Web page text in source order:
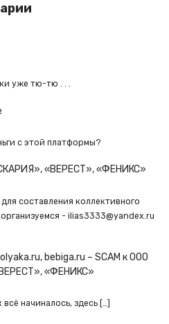
уже тю-тю . . .
с этой платформы?
«ВЕРЕСТ», «ФЕНИКС»
составления коллективного
- ilias3333@yandex.ru
bebiga.ru – SCAM кООО
«ФЕНИКС»
начиналось, здесь […]